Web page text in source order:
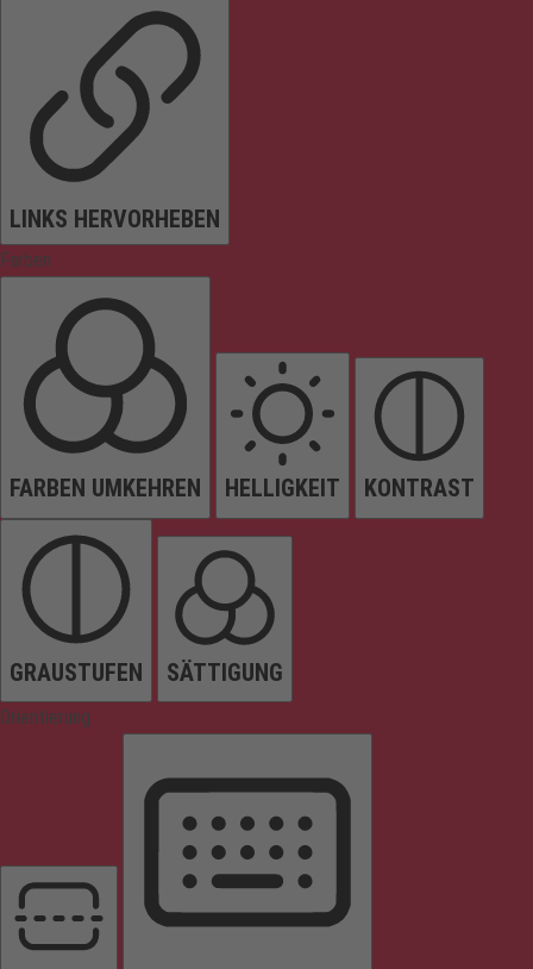
LINKS HERVORHEBEN
Farben
FARBEN UMKEHREN HELLIGKEIT KONTRAST
GRAUSTUFEN SÄTTIGUNG
Orientierung